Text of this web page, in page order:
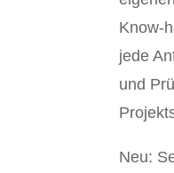
Know-
jede
und
Neu: